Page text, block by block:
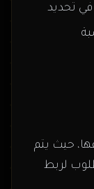
في تحديد
حيث يتم
لربط